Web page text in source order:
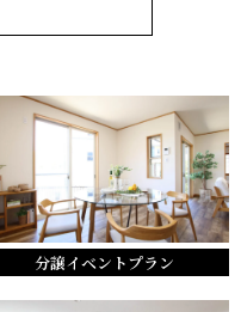
分譲イベントプラン